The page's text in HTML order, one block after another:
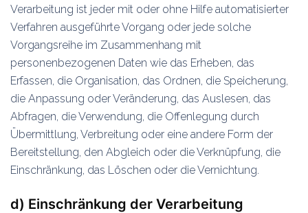
Verarbeitung ist jeder mit oder ohne Hilfe automatisierter
Verfahren ausgeführte Vorgang oder jede solche
Vorgangsreihe im Zusammenhang mit
personenbezogenen Daten wie das Erheben, das
Erfassen, die Organisation, das Ordnen, die Speicherung,
die Anpassung oder Veränderung, das Auslesen, das
Abfragen, die Verwendung, die Offenlegung durch
Übermittlung, Verbreitung oder eine andere Form der
Bereitstellung, den Abgleich oder die Verknüpfung, die
Einschränkung, das Löschen oder die Vernichtung.
d) Einschränkung der Verarbeitung